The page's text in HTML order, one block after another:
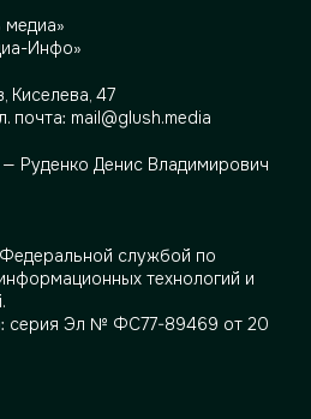
медиа»
Инфо»
Киселева, 47
почта: mail@glush.media
— Руденко Денис Владимирович
службой по
технологий и
серия Эл № ФС77-89469 от 20